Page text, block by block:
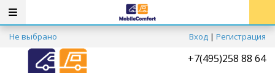
Не выбрано Вход | Регистрация
+7(495)258 88 64